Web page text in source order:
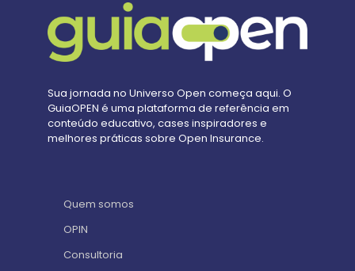
Sua jornada no Universo Open começa aqui. O
GuiaOPEN é uma plataforma de referência em
conteúdo educativo, cases inspiradores e
melhores práticas sobre Open Insurance.
Quem somos
OPIN
Consultoria